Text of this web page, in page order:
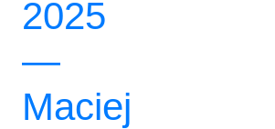
2025
—
Maciej